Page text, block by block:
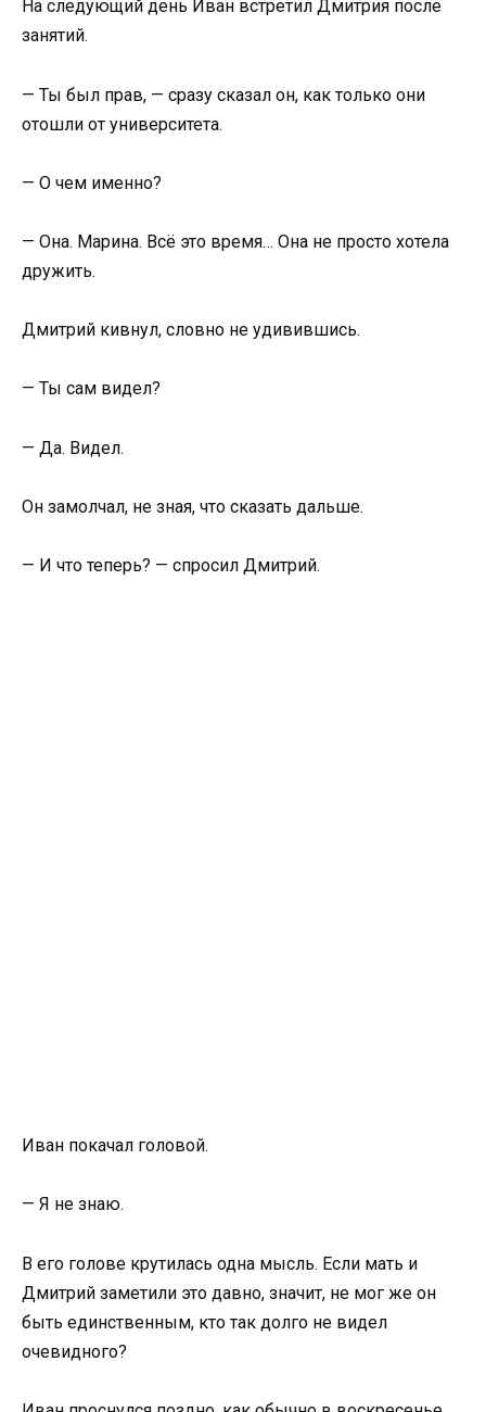
На следующий день Иван встретил Дмитрия после
занятий.
— Ты был прав, — сразу сказал он, как только они
отошли от университета.
— О чем именно?
— Она. Марина. Всё это время… Она не просто хотела
дружить.
Дмитрий кивнул, словно не удивившись.
— Ты сам видел?
— Да. Видел.
Он замолчал, не зная, что сказать дальше.
— И что теперь? — спросил Дмитрий.
Иван покачал головой.
— Я не знаю.
В его голове крутилась одна мысль. Если мать и
Дмитрий заметили это давно, значит, не мог же он
быть единственным, кто так долго не видел
очевидного?